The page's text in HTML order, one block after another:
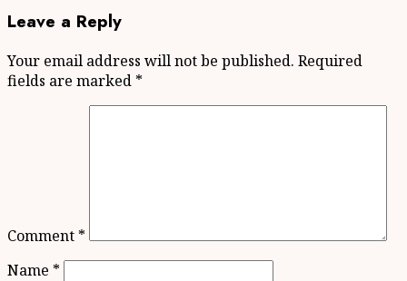
Leave a Reply
Your email address will not be published. Required
fields are marked *
Comment *
Name *